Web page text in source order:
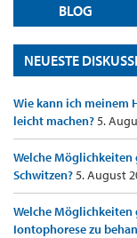
BLOG
NEUESTE
Wie kann ich meinem
leicht machen?5.
Welche Möglichkeiten
Schwitzen?5. August
Welche Möglichkeiten
Iontophorese zu